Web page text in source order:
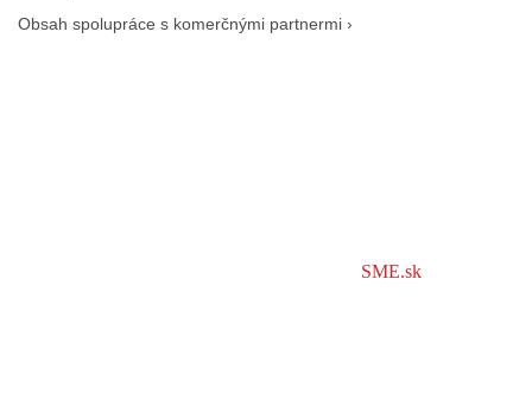
Obsah spolupráce s komerčnými partnermi ›
SME.sk